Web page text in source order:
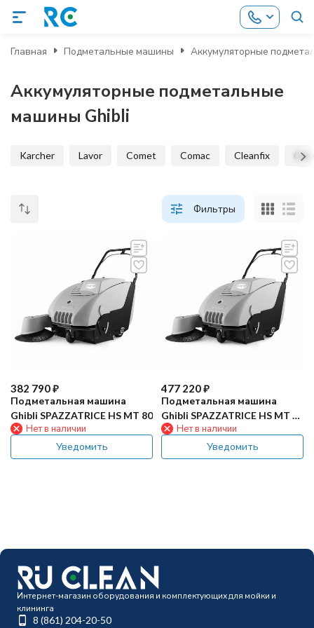
Главная Подметальные машины Аккумуляторные
Аккумуляторные подметальные
машины Ghibli
Karcher Lavor Comet Comac Cleanfix
Фильтры
382 790₽
Подметальная машина
Ghibli SPAZZATRICE HS MT 80
Нет в наличии
Уведомить
477 220₽
Подметальная машина
Ghibli SPAZZATRICE HS MT 80
BC Нет в наличии
Уведомить
Интернет-магазин оборудования и комплектующих для мойки и
клининга
8 (861) 204-20-50